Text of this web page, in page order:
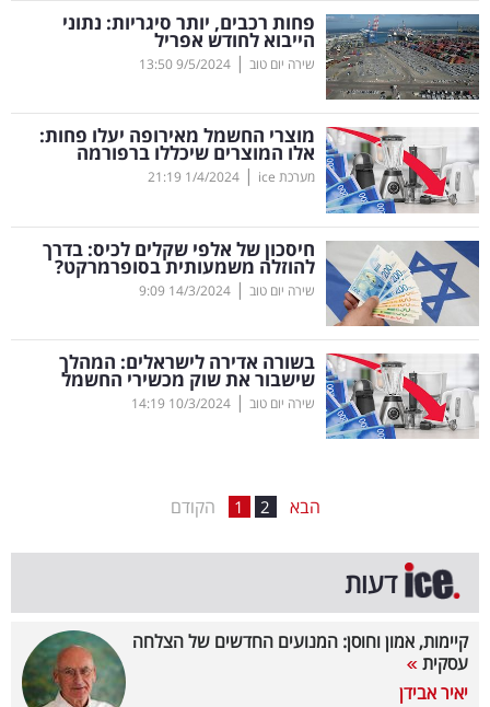
קריירה
ולימודים
מינויים
רייטינג
רכב
בריאות
תרבות
ופנאי
תיירות
המילון
הכלכלי
פודקאסט
40
פחות רכבים, יותר סיגריות: נתוני
הייבוא לחודש אפריל
שירה יום טוב |
9/5/2024
13:50
מוצרי החשמל מאירופה יעלו פחות:
אלו המוצרים שיכללו ברפורמה
מערכת ice |
1/4/2024
21:19
חיסכון של אלפי שקלים לכיס: בדרך
להוזלה משמעותית בסופרמרקט?
שירה יום טוב |
14/3/2024
9:09
בשורה אדירה לישראלים: המהלך
שישבור את שוק מכשירי החשמל
שירה יום טוב |
10/3/2024
14:19
הקודם 1 2 הבא
דעות
קיימות, אמון וחוסן: המנועים החדשים של הצלחה
עסקית
יאיר אבידן